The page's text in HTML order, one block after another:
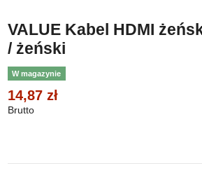
VALUE Kabel HDMI
/ żeński
W magazynie
14,87 zł
Brutto